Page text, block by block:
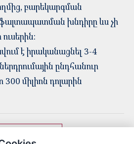
բարեկարգման
խնդիրը ևս չի
է իրականացնել 3-4
ընդհանուր
միլիոն դոլարին